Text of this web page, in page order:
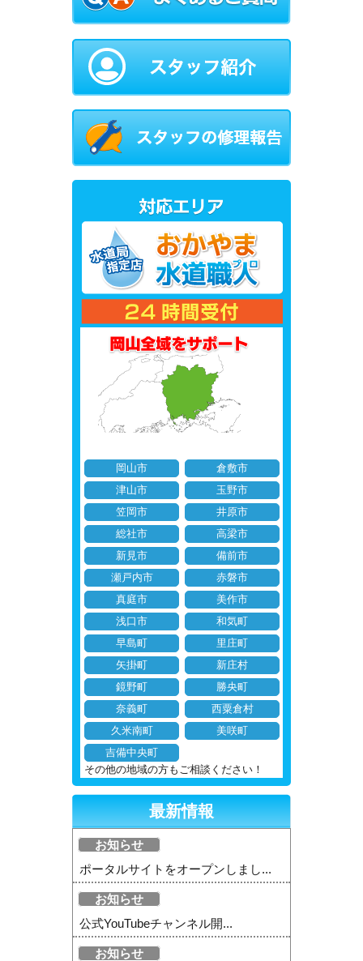
岡山市
倉敷市
津山市
玉野市
笠岡市
井原市
総社市
高梁市
新見市
備前市
瀬戸内市
赤磐市
真庭市
美作市
浅口市
和気町
早島町
里庄町
矢掛町
新庄村
鏡野町
勝央町
奈義町
西粟倉村
久米南町
美咲町
吉備中央町
その他の地域の方もご相談ください！
最新情報
お知らせ
ポータルサイトをオープンしまし...
お知らせ
公式YouTubeチャンネル開...
お知らせ